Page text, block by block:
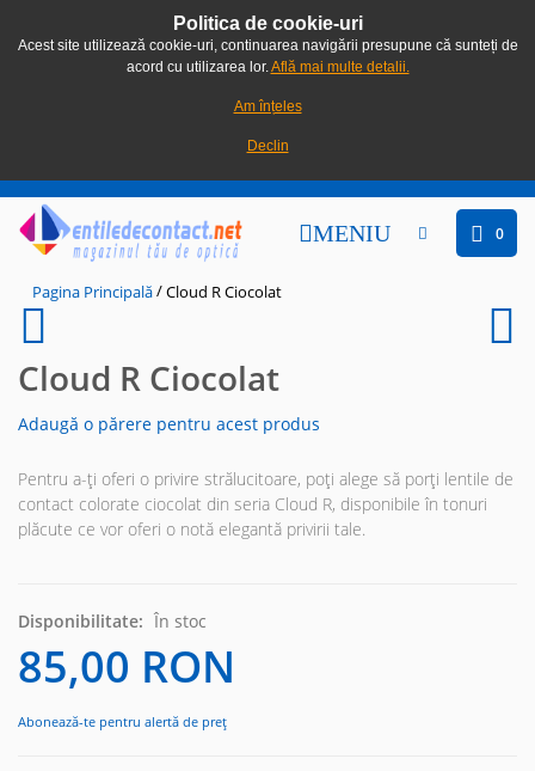
Politica de cookie-uri
Acest site utilizează cookie-uri, continuarea navigării presupune că sunteți de
acord cu utilizarea lor.Află mai multe detalii.
Am înțeles
Declin
0
MENIU
Pagina Principală/Cloud R Ciocolat
Cloud R Ciocolat
Adaugă o părere pentru acest produs
Pentru a-ți oferi o privire strălucitoare, poți alege să porți lentile de
contact colorate ciocolat din seria Cloud R, disponibile în tonuri
plăcute ce vor oferi o notă elegantă privirii tale.
Disponibilitate: În stoc
85,00 RON
Abonează-te pentru alertă de preț